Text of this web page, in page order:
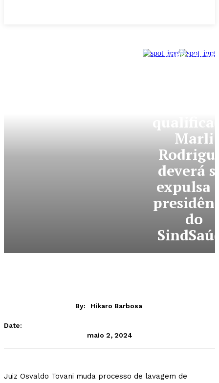
DONNY SILVA
Marli
deverá
expulsa
do
By: Hikaro Barbosa
Date:
maio 2, 2024
Juiz Osvaldo Tovani muda processo de lavagem de